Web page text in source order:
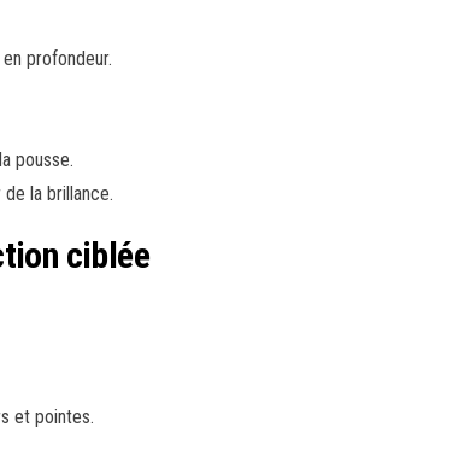
profondeur.
pousse.
la brillance.
ciblée
et pointes.